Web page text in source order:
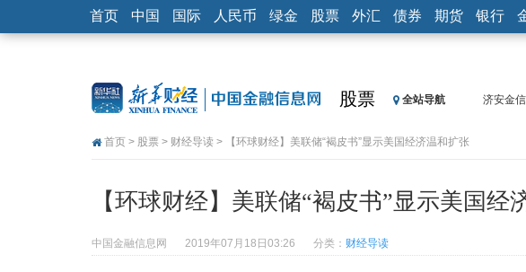
首页 中国 国际 人民币 绿金 股票 外汇 债券 期货 银行
股票 全站导航
济安金
济安金
【新华
央行公
首页 > 股票 > 财经导读 > 【环球财经】美联储“褐皮书”显示美国经济温和扩张
【环球财经】美联储“褐皮书”显示美国经
中国金融信息网 2019年07月18日03:26 分类： 财经导读